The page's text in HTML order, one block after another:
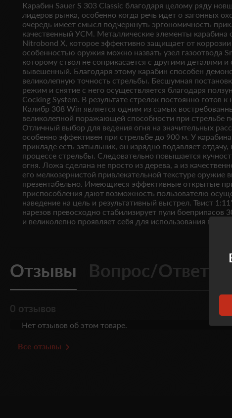
Карабин Sauer S 303 Classic благодаря целому ряду
лидеров рынка, особенно когда речь идет о загонных
очередь имеет смысл подчеркнуть эргономичность
качественный УСМ. Металлические элементы карабина
Nitrobond X, которое эффективно защищает от
особенностью оружия можно назвать узел газоотвода
которому ствол не соприкасается с другими деталями и
вывешенный. Благодаря этому карабин способен
великолепную точность стрельбы. Бесшумная
режим и снятие с него осуществляется благодаря
Cocking System. В результате стрелок постоянно готов к
Калибр 308 Win является одним из самых
великолепной поражающей способности при стрельбе
Отличный выбор для ведения огня на значительных
особенно эффективен при стрельбе до 900 м. У
прикладе есть затыльник, он изрядно подавляет отдачу,
процессе стрельбы. Следовательно повышается
огня. Ложа сделана не просто из дерева, а из
его мелкозернистой привлекательной текстуре оружие
презентабельно. Имеющиеся эффективные открытые
приспособления дают возможность пользователю
наведение на цель и результативный выстрел. Твист
нарезов превосходно стабилизирует пули боеприпасов
и великолепно проявляет себя для использования в
Отзывы Вопрос/Ответ
0 отзывов
Нет отзывов об этом товаре.
Все отзывы